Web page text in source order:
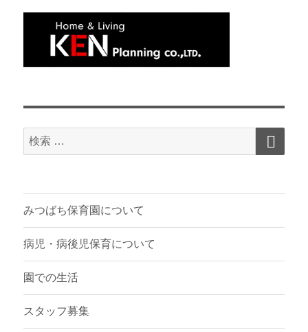
検
索
象:
検
みつばち保育園について
病児・病後児保育について
園での生活
スタッフ募集